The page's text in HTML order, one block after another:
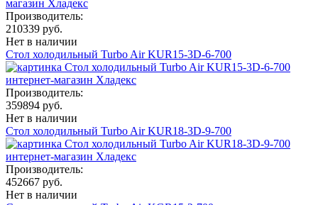
Производитель:
210339 руб.
Нет в наличии
Стол холодильный Turbo Air KUR15-3D-6-700
Производитель:
359894 руб.
Нет в наличии
Стол холодильный Turbo Air KUR18-3D-9-700
Производитель:
452667 руб.
Нет в наличии